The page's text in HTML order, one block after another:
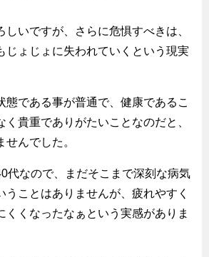
しいですが、さらに危惧すべきは、
じょじょに失われていくという現実
態である事が普通で、健康であるこ
く貴重でありがたいことなのだと、
んでした。
代なので、まだそこまで深刻な病気
うことはありませんが、疲れやすく
くくなったなぁという実感がありま